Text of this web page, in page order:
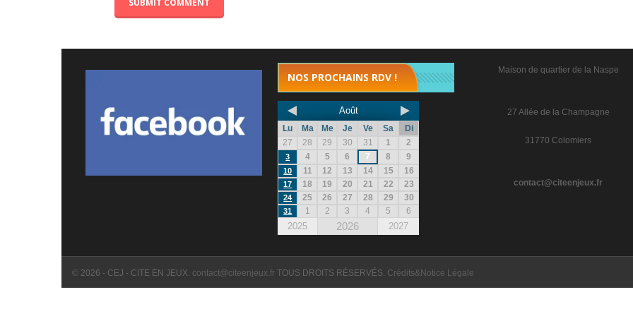
NOS PROCHAINS RDV !
Août
Lu Ma Me Je Ve Sa
Di
27
28 29 30 31 1 2
3 4 5 6 7 8 9
10 11 12 13 14 15 16
17 18 19 20 21 22 23
24 25 26 27 28 29 30
31 1 2 3 4 5 6
2025 2026 2027
Maison de quartier de la Naspe
27 Allée de la Champagne
31770 Colomiers
contact@citeenjeux.fr
© 2026 - CEJ - CITE EN JEUX. contact@citeenjeux.fr TOUS DROITS RÉSERVÉS. Crédits&Notice Légale